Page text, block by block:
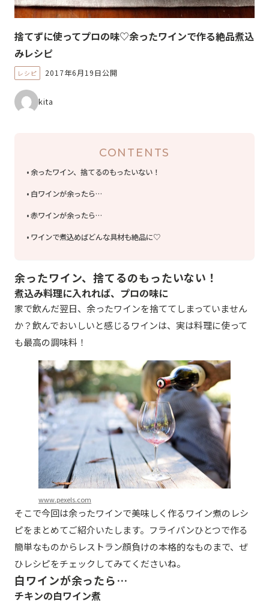
捨てずに使ってプロの味♡余ったワインで作る絶品煮込
みレシピ
レシピ 2017年6月19日公開
kita
CONTENTS
余ったワイン、捨てるのもったいない！
白ワインが余ったら…
赤ワインが余ったら…
ワインで煮込めばどんな具材も絶品に♡
余ったワイン、捨てるのもったいない！
煮込み料理に入れれば、プロの味に
家で飲んだ翌日、余ったワインを捨ててしまっていません
か？飲んでおいしいと感じるワインは、実は料理に使って
も最高の調味料！
www.pexels.com
そこで今回は余ったワインで美味しく作るワイン煮のレシ
ピをまとめてご紹介いたします。フライパンひとつで作る
簡単なものからレストラン顔負けの本格的なものまで、ぜ
ひレシピをチェックしてみてくださいね。
白ワインが余ったら…
チキンの白ワイン煮